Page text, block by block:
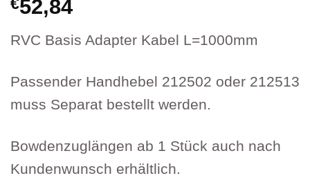
€52,84
RVC Basis Adapter Kabel L=1000mm
Passender Handhebel 212502 oder 212513
muss Separat bestellt werden.
Bowdenzuglängen ab 1 Stück auch nach
Kundenwunsch erhältlich.